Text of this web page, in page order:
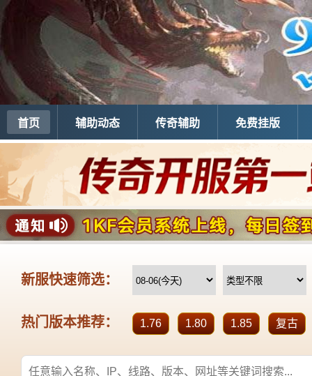
首页 辅助动态 传奇辅助 免费挂版